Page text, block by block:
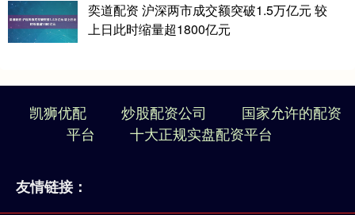
奕道配资 沪深两市成交额突破1.5万亿元 较
上日此时缩量超1800亿元
凯狮优配 炒股配资公司
国家允许的配资
平台
十大正规实盘配资平台
友情链接：